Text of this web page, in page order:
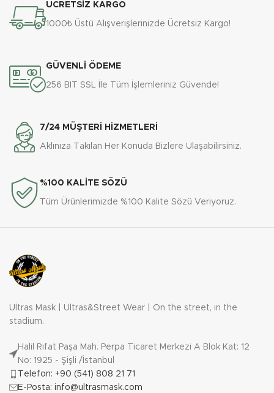
yaşantınıza kadar her anınıza
tutan dokusuyla kış aylarına
•Üç farklı renk seçeneği: Tarzınıza
yapın.
_x000D_
yolculuklarda yaşadığınız anıların
_x000D_
deplasman ruhunu üzerinizde
ÜCRETSİZ KARGO
1000₺ Üstü Alışverişlerinizde Ücretsiz Kargo!
GÜVENLİ ÖDEME
256 BIT SSL İle Tüm İşlemleriniz Güvende!
7/24 MÜŞTERİ HİZMETLERİ
Aklınıza Takılan Her Konuda Bizlere Ulaşabilirsiniz.
%100 KALİTE SÖZÜ
Tüm Ürünlerimizde %100 Kalite Sözü Veriyoruz.
Ultras Mask | Ultras&Street Wear | On the street, in the
stadium.
Halil Rıfat Paşa Mah. Perpa Ticaret Merkezi A Blok Kat: 12
No: 1925 - Şişli /İstanbul
Telefon: +90 (541) 808 21 71
E-Posta: info@ultrasmask.com